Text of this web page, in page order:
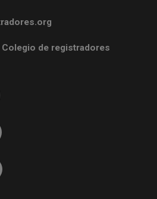
de registradores
facebook (abre en ventana nueva)
a twitter (abre en ventana nueva)
YouTube (abre en ventana nueva)